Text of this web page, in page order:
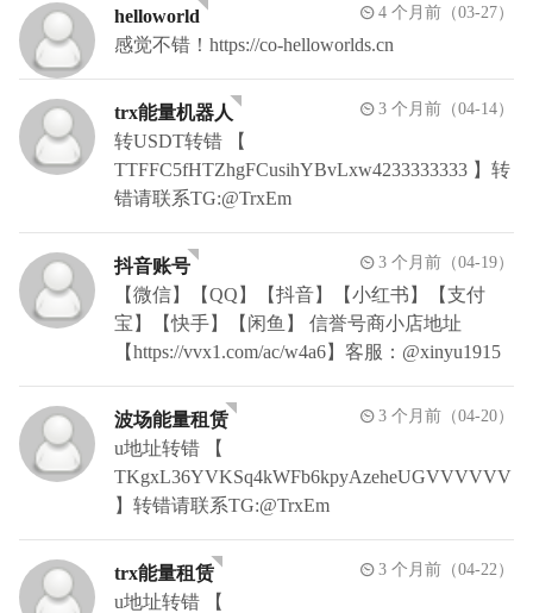
helloworld 4 个月前（03-27）
感觉不错！https://co-helloworlds.cn
trx能量机器人 3 个月前（04-14）
转USDT转错 【
TTFFC5fHTZhgFCusihYBvLxw4233333333 】转
错请联系TG:@TrxEm
抖音账号 3 个月前（04-19）
【微信】【QQ】【抖音】【小红书】【支付
宝】【快手】【闲鱼】 信誉号商小店地址
【https://vvx1.com/ac/w4a6】客服：@xinyu1915
波场能量租赁 3 个月前（04-20）
u地址转错 【
TKgxL36YVKSq4kWFb6kpyAzeheUGVVVVVV
】转错请联系TG:@TrxEm
trx能量租赁 3 个月前（04-22）
u地址转错 【